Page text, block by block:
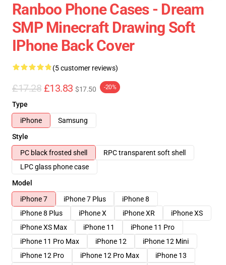
Ranboo Phone Cases - Dream
SMP Minecraft Drawing Soft
IPhone Back Cover
(5 customer reviews)
£17.28 £13.83 $17.50 -20%
Type
iPhone
Samsung
Style
PC black frosted shell
RPC transparent soft shell
LPC glass phone case
Model
iPhone 7
iPhone 7 Plus
iPhone 8
iPhone 8 Plus
iPhone X iPhone XR
iPhone XS
iPhone XS Max
iPhone 11
iPhone 11 Pro
iPhone 11 Pro Max
iPhone 12
iPhone 12 Mini
iPhone 12 Pro
iPhone 12 Pro Max
iPhone 13